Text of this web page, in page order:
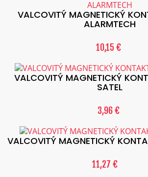
VALCOVITÝ MAGNETICKÝ
ALARMTECH
10,15 €
VALCOVITÝ MAGNETICKÝ
SATEL
3,96 €
VALCOVITÝ MAGNETICKÝ
11,27 €